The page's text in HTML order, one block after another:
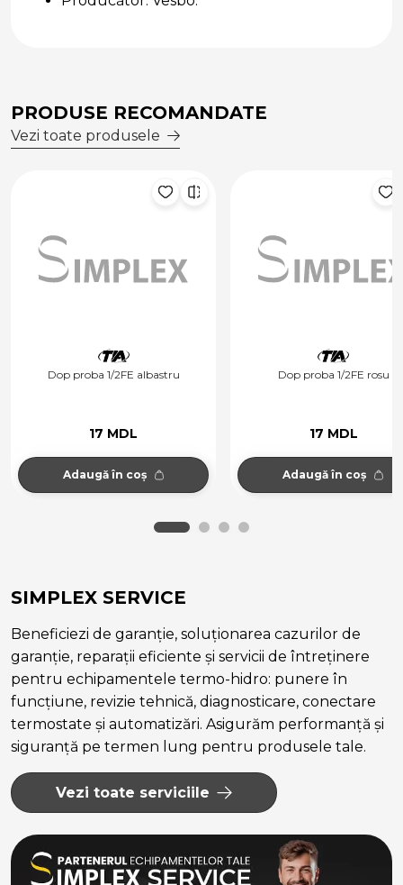
PRODUSE RECOMANDATE
Vezi toate produsele
Dop proba 1/2FE albastru
17 MDL
Adaugă în coș
Dop proba 1/2FE rosu
17 MDL
Adaugă în coș
SIMPLEX SERVICE
Beneficiezi de garanție, soluționarea cazurilor de
garanție, reparații eficiente și servicii de întreținere
pentru echipamentele termo-hidro: punere în
funcțiune, revizie tehnică, diagnosticare, conectare
termostate și automatizări. Asigurăm performanță și
siguranță pe termen lung pentru produsele tale.
Vezi toate serviciile